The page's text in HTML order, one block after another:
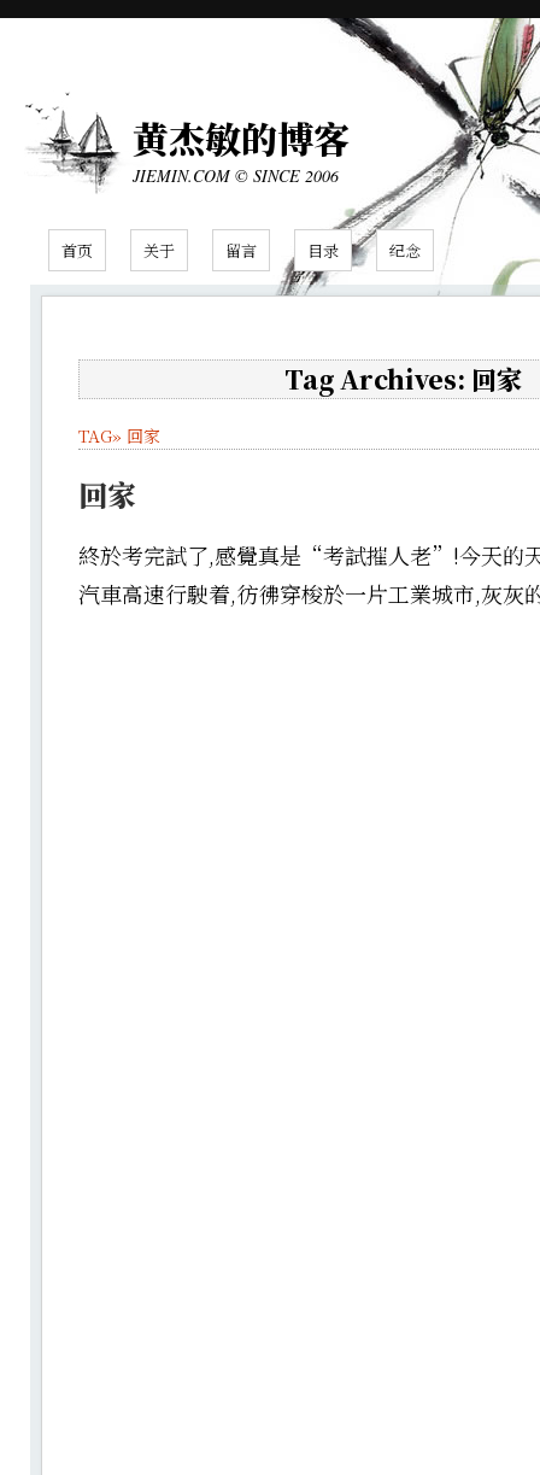
黄杰敏的博客
JIEMIN.COM © SINCE 2006
首页 关于 留言 目录 纪念
Tag Archives: 回家
TAG» 回家
回家
終於考完試了,感覺真是“考試摧人老”!今天的
汽車高速行駛着,彷彿穿梭於一片工業城市,灰